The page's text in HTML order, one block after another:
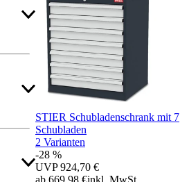
STIER Schubladenschrank mit 7
Schubladen
2 Varianten
-28 %
UVP 924,70 €
ab 669,98 €inkl. MwSt.